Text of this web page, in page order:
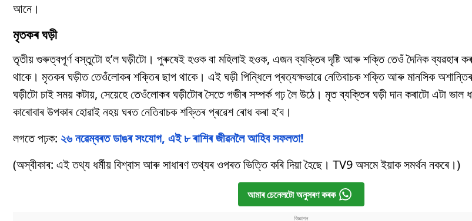
আনে।
মৃতকৰ ঘড়ী
তৃতীয় গুৰুত্বপূৰ্ণ বস্তুটো হ’ল ঘড়ীটো। পুৰুষেই হওক বা মহিলাই হওক, এজন ব্যক্তিৰ দৃষ্টি আৰু শক্তি তেওঁ দৈনিক ব্যৱহাৰ
থাকে। মৃতকৰ ঘড়ীত তেওঁলোকৰ শক্তিৰ ছাপ থাকে। এই ঘড়ী পিন্ধিলে প্ৰত্যক্ষভাৱে নেতিবাচক শক্তি আৰু মানসিক অশান্তিৰ
ঘড়ীটো চাই সময় কটায়, সেয়েহে তেওঁলোকৰ ঘড়ীটোৰ সৈতে গভীৰ সম্পৰ্ক গঢ় লৈ উঠে। মৃত ব্যক্তিৰ ঘড়ী দান কৰাটো এটা ভাল
কাৰোবাৰ উপকাৰ হোৱাই নহয় ঘৰত নেতিবাচক শক্তিৰ প্ৰৱেশ ৰোধ কৰা হ’ব।
লগতে পঢ়ক: ২৬ নৱেম্বৰত ডাঙৰ সংযোগ, এই ৮ ৰাশিৰ জীৱনলৈ আহিব সফলতা!
(অস্বীকাৰ: এই তথ্য ধৰ্মীয় বিশ্বাস আৰু সাধাৰণ তথ্যৰ ওপৰত ভিত্তি কৰি দিয়া হৈছে। TV9 অসমে ইয়াক সমৰ্থন নকৰে।)
আমাৰ চেনেলটো অনুসৰণ কৰক